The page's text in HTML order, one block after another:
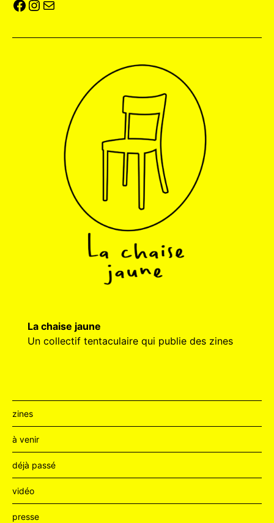
La chaise jaune
Un collectif tentaculaire qui publie des zines
zines
à venir
déjà passé
vidéo
presse